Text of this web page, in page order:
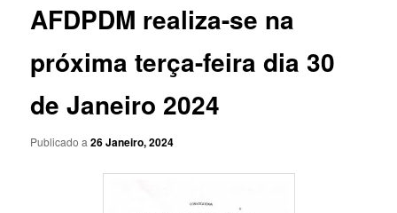
AFDPDM realiza-se na
próxima terça-feira dia 30
de Janeiro 2024
Publicado a26 Janeiro, 2024